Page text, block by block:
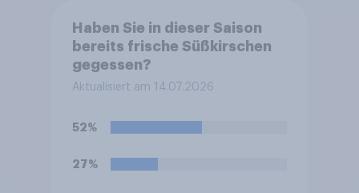
Haben Sie in dieser Saison
bereits frische Süßkirschen
gegessen?
Aktualisiert am 14.07.2026
52%
27%